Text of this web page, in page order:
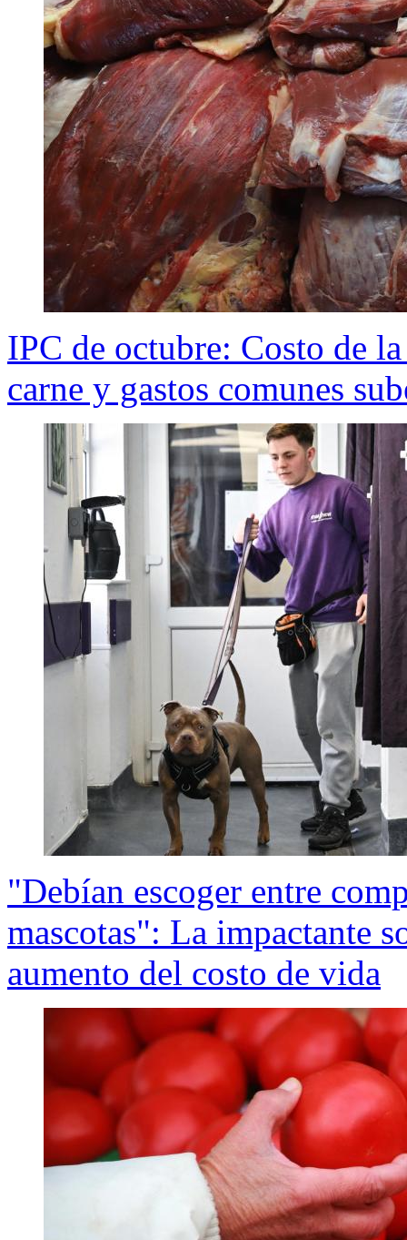
IPC de octubre: Costo de
carne y gastos comunes
"Debían escoger entre
mascotas": La impactante
aumento del costo de vida